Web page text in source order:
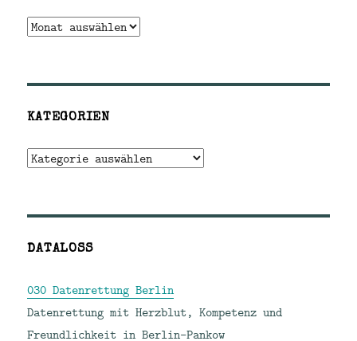
Archiv
KATEGORIEN
Kategorien
DATALOSS
030 Datenrettung Berlin
Datenrettung mit Herzblut, Kompetenz und
Freundlichkeit in Berlin-Pankow